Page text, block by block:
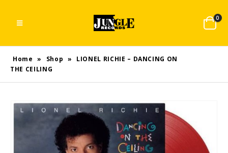
0
Home » Shop »
LIONEL RICHIE – DANCING ON
THE CEILING